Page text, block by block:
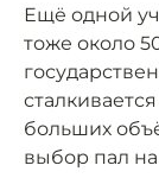
Ещё одной
тоже около
больших
выбор пал